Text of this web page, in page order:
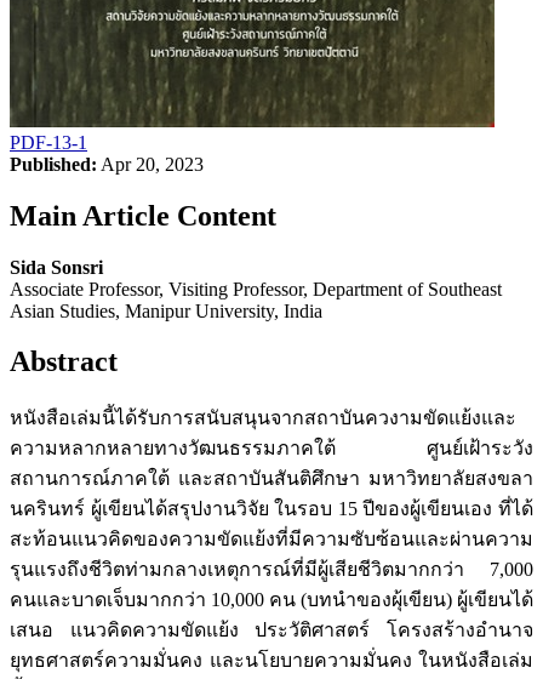
PDF-13-1
Published: Apr 20, 2023
Main Article Content
Sida Sonsri
Associate Professor, Visiting Professor, Department of Southeast
Asian Studies, Manipur University, India
Abstract
หนังสือเล่มนี้ได้รับการสนับสนุนจากสถาบันควงามขัดแย้งและ
ความหลากหลายทางวัฒนธรรมภาคใต้ ศูนย์เฝ้าระวัง
สถานการณ์ภาคใต้ และสถาบันสันติศึกษา มหาวิทยาลัยสงขลา
นครินทร์ ผู้เขียนได้สรุปงานวิจัย ในรอบ 15 ปีของผู้เขียนเอง ที่ได้
สะท้อนแนวคิดของความขัดแย้งที่มีความซับซ้อนและผ่านความ
รุนแรงถึงชีวิตท่ามกลางเหตุการณ์ที่มีผู้เสียชีวิตมากกว่า 7,000
คนและบาดเจ็บมากกว่า 10,000 คน (บทนำของผุ้เขียน) ผู้เขียนได้
เสนอ แนวคิดความขัดแย้ง ประวัติศาสตร์ โครงสร้างอำนาจ
ยุทธศาสตร์ความมั่นคง และนโยบายความมั่นคง ในหนังสือเล่ม